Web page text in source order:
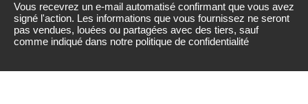
Vous recevrez un e-mail automatisé confirmant que vous avez
signé l'action. Les informations que vous fournissez ne seront
pas vendues, louées ou partagées avec des tiers, sauf
comme indiqué dans notre politique de confidentialité